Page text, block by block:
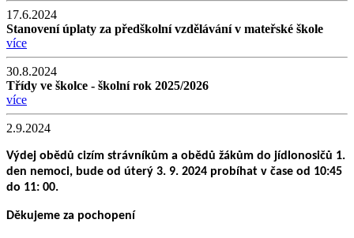
17.6.2024
Stanovení úplaty za předškolní vzdělávání v mateřské škole
více
30.8.2024
Třídy ve školce - školní rok 2025/2026
více
2.9.2024
Výdej obědů cizím strávníkům a obědů žákům do jídlonosičů 1.
den nemoci, bude od úterý 3. 9. 2024 probíhat v čase od 10:45
do 11: 00.
Děkujeme za pochopení